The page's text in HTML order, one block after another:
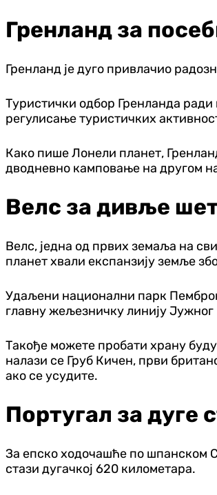
Гренланд за
Гренланд је дуго привлачио
Туристички одбор Гренланда
регулисање туристичких
Како пише Лонели планет,
дводневно камповање на другом
Велс за дивље
Велс, једна од првих земаља на
планет хвали експанзију земље
Удаљени национални парк
главну жељезничку линију
Такође можете пробати храну
налази се Груб Кичен, први
ако се усудите.
Португал за дуге
За епско ходочашће по шпанском
стази дугачкој 620 километара.